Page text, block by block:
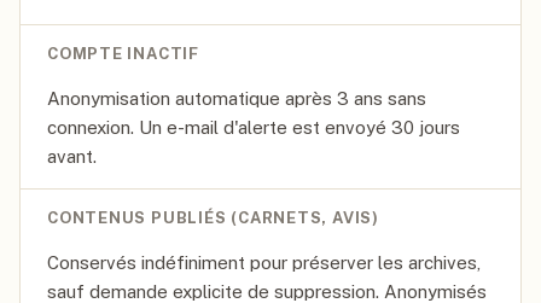
COMPTE INACTIF
Anonymisation automatique après 3 ans sans
connexion. Un e-mail d'alerte est envoyé 30 jours
avant.
CONTENUS PUBLIÉS (CARNETS, AVIS)
Conservés indéfiniment pour préserver les archives,
sauf demande explicite de suppression. Anonymisés